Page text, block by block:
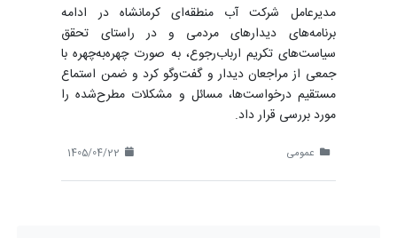
مدیرعامل شرکت آب منطقه‌ای کرمانشاه در ادامه
برنامه‌های دیدارهای مردمی و در راستای تحقق
سیاست‌های تکریم ارباب‌رجوع، به صورت چهره‌به‌چهره با
جمعی از مراجعان دیدار و گفت‌وگو کرد و ضمن استماع
مستقیم درخواست‌ها، مسائل و مشکلات مطرح‌شده را
مورد بررسی قرار داد.
عمومی